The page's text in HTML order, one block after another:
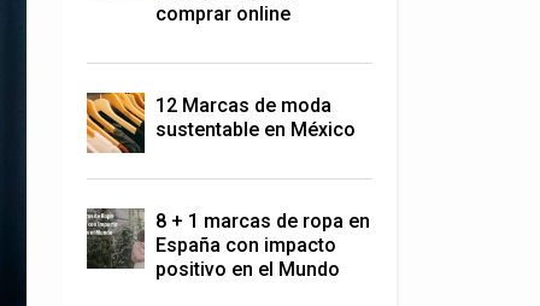
comprar online
12 Marcas de moda
sustentable en México
8 + 1 marcas de ropa en
España con impacto
positivo en el Mundo